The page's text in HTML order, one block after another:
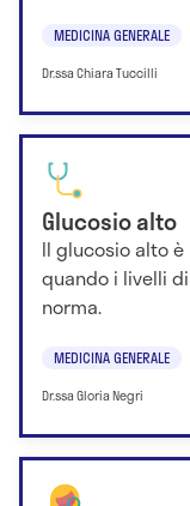
MEDICINA GENERALE
Dr.ssa Chiara Tuccilli
Glucosio alto
Il glucosio alto
quando i livelli
norma.
MEDICINA GENERALE
Dr.ssa Gloria Negri